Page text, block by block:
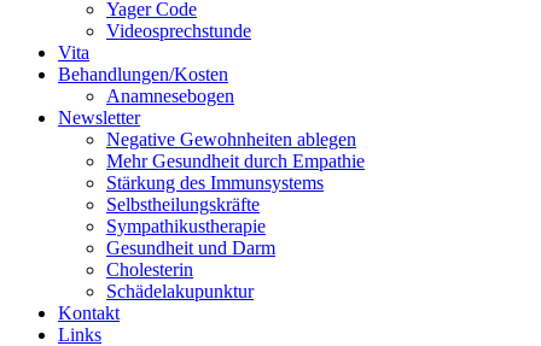
Yager Code
Videosprechstunde
Vita
Behandlungen/Kosten
Anamnesebogen
Newsletter
Negative Gewohnheiten ablegen
Mehr Gesundheit durch Empathie
Stärkung des Immunsystems
Selbstheilungskräfte
Sympathikustherapie
Gesundheit und Darm
Cholesterin
Schädelakupunktur
Kontakt
Links